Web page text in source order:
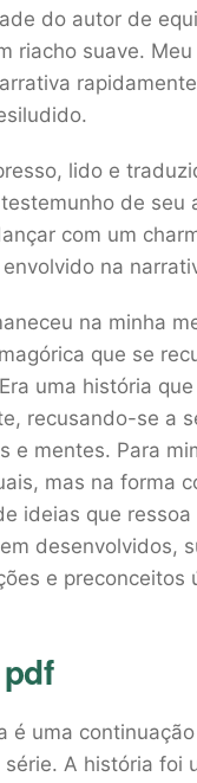
do autor de
riacho suave.
lido e
de
com um
na
na minha
que se
uma história
recusando-se a
e mentes. Para
mas na forma
ideias que
desenvolvidos,
e
é uma
A história foi